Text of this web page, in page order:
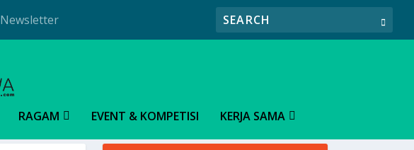
Newsletter
RAGAM EVENT & KOMPETISI KERJA SAMA